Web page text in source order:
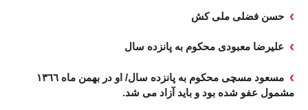
حسن فضلی ملی کش
علیرضا معبودی محکوم به پانزده سال
مسعود مسچی محکوم به پانزده سال/ او در بهمن ماه ١٣٦٦
مشمول عفو شده بود و باید آزاد می شد.